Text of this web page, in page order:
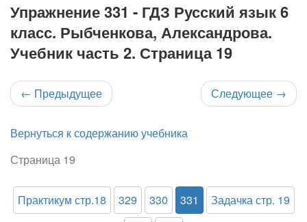
Упражнение 331 - ГДЗ Русский язык 6
класс. Рыбченкова, Александрова.
Учебник часть 2. Страница 19
← Предыдущее Следующее →
Вернуться к содержанию учебника
Страница 19
Практикум стр.18 329 330 331
Задачка стр. 19